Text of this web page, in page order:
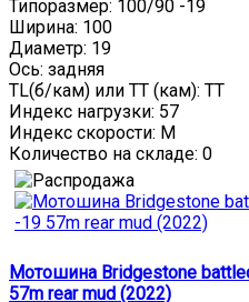
Типоразмер: 100/90 -19
Ширина: 100
Диаметр: 19
Ось: задняя
TL(б/кам) или TT (кам): TT
Индекс нагрузки: 57
Индекс скорости: M
Количество на складе: 0
Мотошина Bridgestone
57m rear mud (2022)